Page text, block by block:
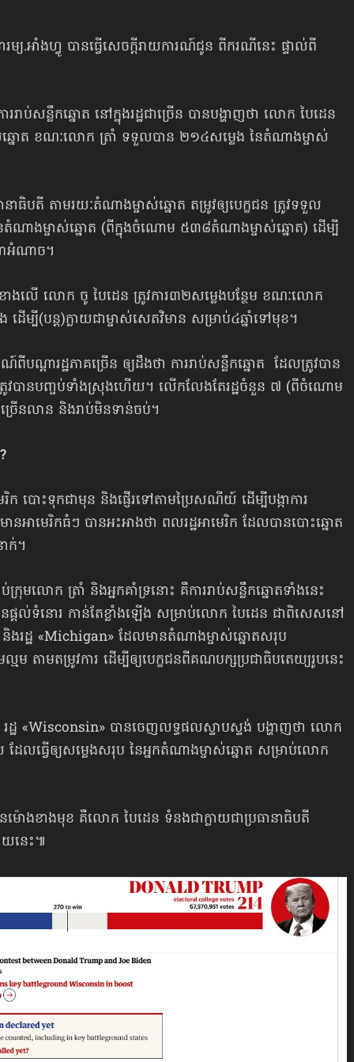
រម្យ.អាំងហ្វូ បានធ្វើសេចក្ដីរាយការណ៍ជូន ពីករណីនេះ ផ្ទាល់ពី​
ប់សន្លឹកឆ្នោត នៅក្នុងរដ្ឋជាច្រើន បានបង្ហាញថា លោក បៃដេន
នោត ខណៈលោក ត្រាំ ទទួលបាន ២១៤សម្លេង នៃតំណាង​ម្ចាស់
នាធិបតី តាមរយៈតំណាងម្ចាស់ឆ្នោត តម្រូវឲ្យបេក្ខជន ត្រូវទទួល​
ាង​ម្ចាស់ឆ្នោត (ពីក្នុងចំណោម ៥៣៨តំណាងម្ចាស់ឆ្នោត) ដើម្បី
ាអំណាច។
ាងលើ លោក ចូ បៃដេន ត្រូវការ​៣២សម្លេង​បន្ថែម ខណៈលោក
ម្បី(បន្ត)ក្លាយជាម្ចាស់សេតវិមាន សម្រាប់៤ឆ្នាំទៅមុខ។
ណ៍ពីបណ្ដារដ្ឋភាគច្រើន ឲ្យដឹងថា ការរាប់​សន្លឹកឆ្នោត ដែលត្រូវ​បាន​​
វបាន​បញ្ចប់ទាំងស្រុង​ហើយ។ លើកលែងតែរដ្ឋចំនួន ៧ (ពីចំណោម
ើនលាន និងរាប់មិនទាន់ចប់។
រិក បោះទុកជាមុន និងផ្ញើរទៅតាម​ប្រៃសណីយ៍ ដើម្បីបង្កាការ
ន​អាមេរិក​ធំៗ បានអះអាងថា ពលរដ្ឋអាមេរិក​ ដែលបានបោះឆ្នោត
ក់។
លោក ត្រាំ និងអ្នកគាំទ្រនោះ គឺការរាប់​សន្លឹក​ឆ្នោត​ទាំងនេះ
ដល់ទំនោរ កាន់តែខ្លាំង​ឡើង សម្រាប់លោក បៃដេន ជាពិសេសនៅ
និងរដ្ឋ «Michigan» ដែលមានតំណាងម្ចាស់ឆ្នោតសរុប
ាមតម្រូវការ ដើម្បីឲ្យបេក្ខជនពីគណបក្ស​ប្រជាធិបតេយ្យរូបនេះ
រដ្ឋ «Wisconsin» បានចេញលទ្ធផល​ស្ទាបស្ទង់ បង្ហាញថា លោក
ែលធ្វើឲ្យសម្លេង​សរុប នៃអ្នកតំណាងម្ចាស់ឆ្នោត សម្រាប់លោក
ានម៉ោងខាងមុខ គឺលោក បៃដេន ទំនងជាក្លាយ​ជា​​ប្រធានាធិបតី
យនេះ៕